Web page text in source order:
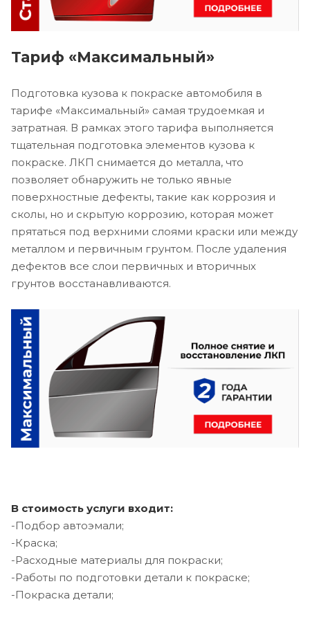
Тариф «Максимальный»
Подготовка кузова к покраске автомобиля в
тарифе «Максимальный» самая трудоемкая и
затратная. В рамках этого тарифа выполняется
тщательная подготовка элементов кузова к
покраске. ЛКП снимается до металла, что
позволяет обнаружить не только явные
поверхностные дефекты, такие как коррозия и
сколы, но и скрытую коррозию, которая может
прятаться под верхними слоями краски или между
металлом и первичным грунтом. После удаления
дефектов все слои первичных и вторичных
грунтов восстанавливаются.
В стоимость услуги входит:
-Подбор автоэмали;
-Краска;
-Расходные материалы для покраски;
-Работы по подготовки детали к покраске;
-Покраска детали;